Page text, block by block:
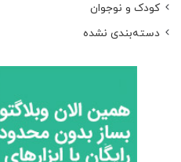
کودک و نوجوان
دسته‌بندی نشده